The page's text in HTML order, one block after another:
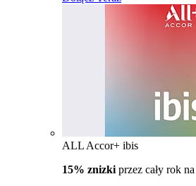
ALL Accor+ ibis
15% znizki przez cały rok